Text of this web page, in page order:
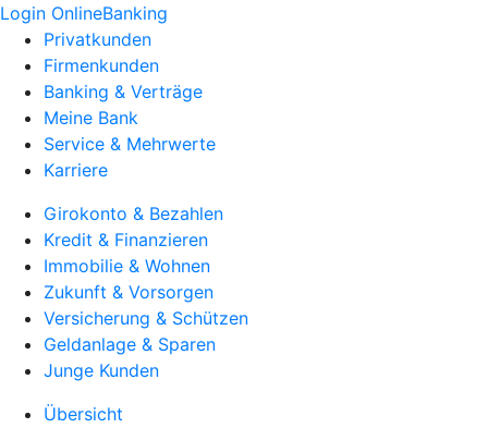
Login OnlineBanking
Privatkunden
Firmenkunden
Banking & Verträge
Meine Bank
Service & Mehrwerte
Karriere
Girokonto & Bezahlen
Kredit & Finanzieren
Immobilie & Wohnen
Zukunft & Vorsorgen
Versicherung & Schützen
Geldanlage & Sparen
Junge Kunden
Übersicht